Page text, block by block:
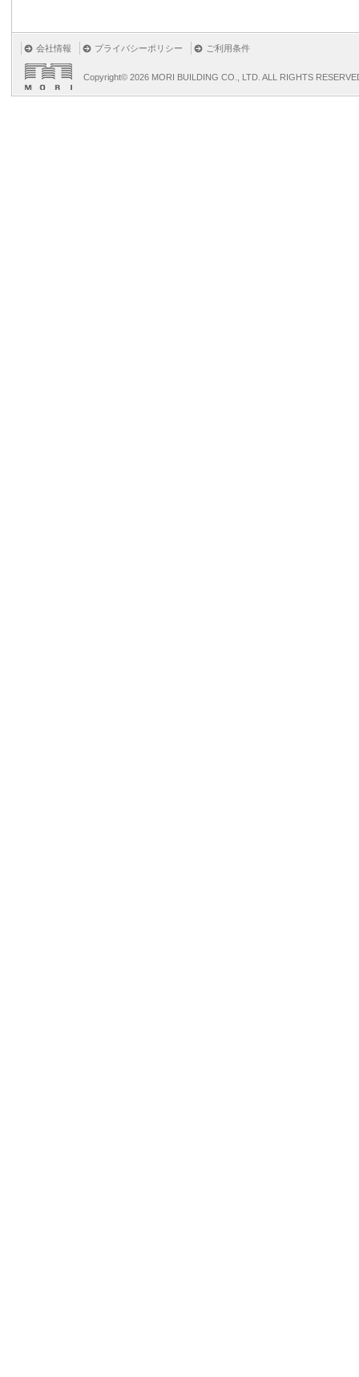
会社情報 プライバシーポリシー ご利用条件
Copyright© 2026 MORI BUILDING CO., LTD. ALL RIGHTS